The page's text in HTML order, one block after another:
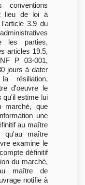
lieu de loi à
3.9 du
les parties,
articles 19.5,
P 03-001,
jours à dater
résiliation,
d'oeuvre le
qu'il estime lui
marché, que
une
au maître
qu'au maître
examine le
définitif
du marché,
maître de
notifie à